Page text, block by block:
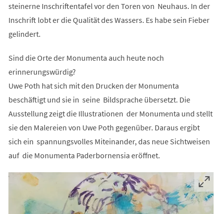
steinerne Inschriftentafel vor den Toren von Neuhaus. In der
Inschrift lobt er die Qualität des Wassers. Es habe sein Fieber
gelindert.
Sind die Orte der Monumenta auch heute noch
erinnerungswürdig?
Uwe Poth hat sich mit den Drucken der Monumenta
beschäftigt und sie in seine Bildsprache übersetzt. Die
Ausstellung zeigt die Illustrationen der Monumenta und stellt
sie den Malereien von Uwe Poth gegenüber. Daraus ergibt
sich ein spannungsvolles Miteinander, das neue Sichtweisen
auf die Monumenta Paderbornensia eröffnet.